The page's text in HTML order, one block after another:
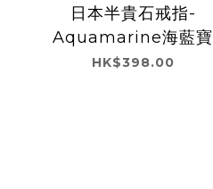
日本半貴石戒指-
Aquamarine海藍寶
HK$398.00